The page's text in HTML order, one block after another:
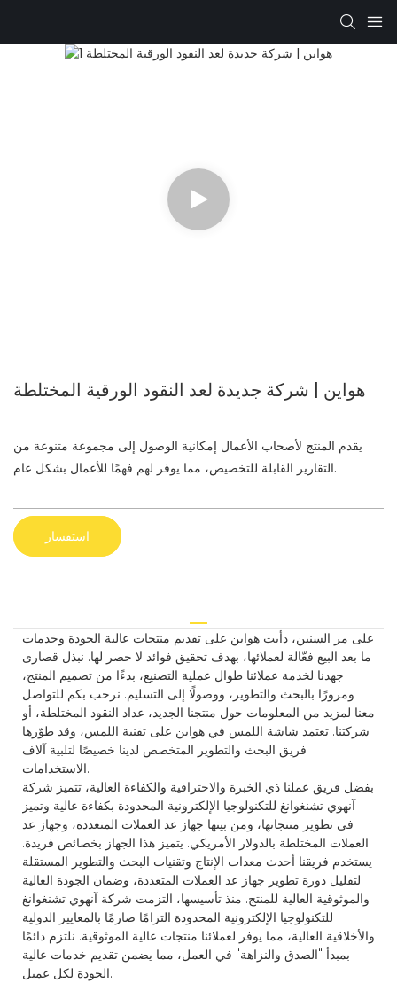
هواين | شركة جديدة لعد النقود الورقية المختلطة
يقدم المنتج لأصحاب الأعمال إمكانية الوصول إلى مجموعة متنوعة من
التقارير القابلة للتخصيص، مما يوفر لهم فهمًا للأعمال بشكل عام.
استفسار
على مر السنين، دأبت هواين على تقديم منتجات عالية الجودة وخدمات
ما بعد البيع فعّالة لعملائها، بهدف تحقيق فوائد لا حصر لها. نبذل قصارى
جهدنا لخدمة عملائنا طوال عملية التصنيع، بدءًا من تصميم المنتج،
ومرورًا بالبحث والتطوير، ووصولًا إلى التسليم. نرحب بكم للتواصل
معنا لمزيد من المعلومات حول منتجنا الجديد، عداد النقود المختلطة، أو
شركتنا. تعتمد شاشة اللمس في هواين على تقنية اللمس، وقد طوّرها
فريق البحث والتطوير المتخصص لدينا خصيصًا لتلبية آلاف
الاستخدامات.
بفضل فريق عملنا ذي الخبرة والاحترافية والكفاءة العالية، تتميز شركة
آنهوي تشنغوانغ للتكنولوجيا الإلكترونية المحدودة بكفاءة عالية وتميز
في تطوير منتجاتها، ومن بينها جهاز عد العملات المتعددة، وجهاز عد
العملات المختلطة بالدولار الأمريكي. يتميز هذا الجهاز بخصائص فريدة.
يستخدم فريقنا أحدث معدات الإنتاج وتقنيات البحث والتطوير المستقلة
لتقليل دورة تطوير جهاز عد العملات المتعددة، وضمان الجودة العالية
والموثوقية العالية للمنتج. منذ تأسيسها، التزمت شركة آنهوي تشنغوانغ
للتكنولوجيا الإلكترونية المحدودة التزامًا صارمًا بالمعايير الدولية
والأخلاقية العالية، مما يوفر لعملائنا منتجات عالية الموثوقية. نلتزم دائمًا
بمبدأ "الصدق والنزاهة" في العمل، مما يضمن تقديم خدمات عالية
الجودة لكل عميل.